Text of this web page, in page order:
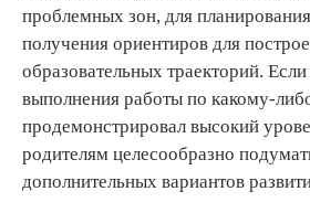
проблемных зон, для
получения ориентиров для
образовательных траекторий. Если
выполнения работы по какому-
продемонстрировал высокий
родителям целесообразно
дополнительных вариантов